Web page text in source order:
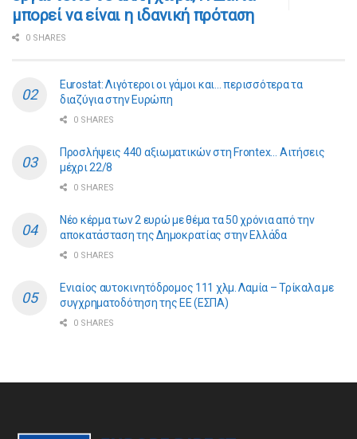
μπορεί να είναι η ιδανική πρόταση
0 SHARES
Eurostat: Λιγότεροι οι γάμοι και… περισσότερα τα
διαζύγια στην Ευρώπη
0 SHARES
Προσλήψεις 440 αξιωματικών στη Frontex… Αιτήσεις
μέχρι 22/8
0 SHARES
Νέο κέρμα των 2 ευρώ με θέμα τα 50 χρόνια από την
αποκατάσταση της Δημοκρατίας στην Ελλάδα
0 SHARES
Ενιαίος αυτοκινητόδρομος 111 χλμ. Λαμία – Τρίκαλα με
συγχρηματοδότηση της ΕE (ΕΣΠΑ)
0 SHARES